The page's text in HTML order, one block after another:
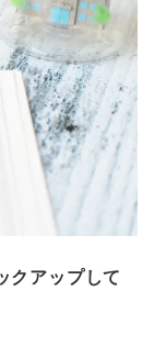
クアップして